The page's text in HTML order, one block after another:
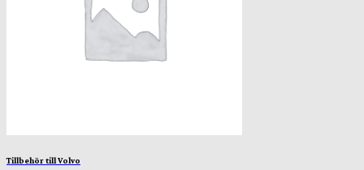
Tillbehör till Volvo